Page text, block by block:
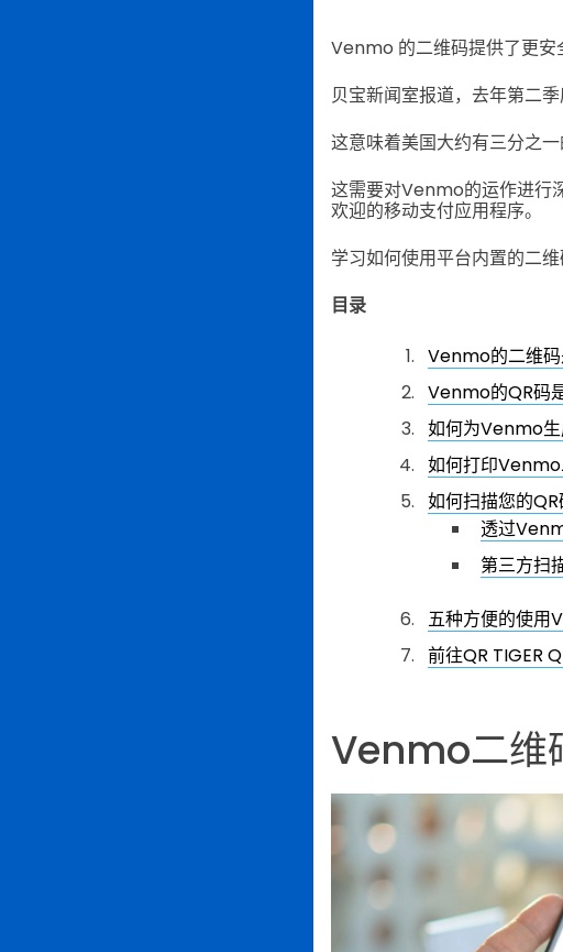
Venmo 的二维码提供了更安
贝宝新闻室报道，去年第二
这意味着美国大约有三分之
这需要对Venmo的运作进行
欢迎的移动支付应用程序。
学习如何使用平台内置的二
目录
Venmo的二维码
Venmo的QR码
如何为Venmo
如何打印
如何扫描您的QR
透过
第三方扫
五种方便的使用
前往QR TIGER
Venmo二维